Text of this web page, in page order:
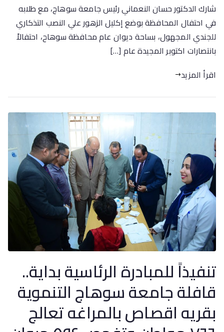
شارك الدكتور حسان النعماني رئيس جامعة سوهاج، مع طلابه
في احتفال المحافظة بوضع إكليل الزهور علي النصب التذكاري
للجندي المجهول، بساحة ديوان عام محافظة سوهاح، احتفالاً
بانتصارات اكتوبر المجيدة عام […]
اقرأ المزيد
تنفيذاً للمبادرة الرئاسية بداية..
قافلة جامعة سوهاج التنموية
بقريه اقصاص بالمراغه تعالج